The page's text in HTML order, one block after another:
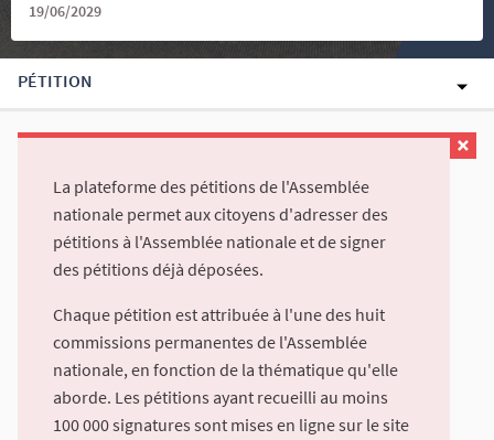
19/06/2029
PÉTITION
La plateforme des pétitions de l'Assemblée
nationale permet aux citoyens d'adresser des
pétitions à l'Assemblée nationale et de signer
des pétitions déjà déposées.
Chaque pétition est attribuée à l'une des huit
commissions permanentes de l'Assemblée
nationale, en fonction de la thématique qu'elle
aborde. Les pétitions ayant recueilli au moins
100 000 signatures sont mises en ligne sur le site